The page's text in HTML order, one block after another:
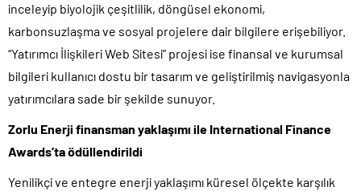
inceleyip biyolojik çeşitlilik, döngüsel ekonomi,
karbonsuzlaşma ve sosyal projelere dair bilgilere erişebiliyor.
“Yatırımcı İlişkileri Web Sitesi” projesi ise finansal ve kurumsal
bilgileri kullanıcı dostu bir tasarım ve geliştirilmiş navigasyonla
yatırımcılara sade bir şekilde sunuyor.
Zorlu Enerji finansman yaklaşımı ile International Finance
Awards’ta ödüllendirildi
Yenilikçi ve entegre enerji yaklaşımı küresel ölçekte karşılık